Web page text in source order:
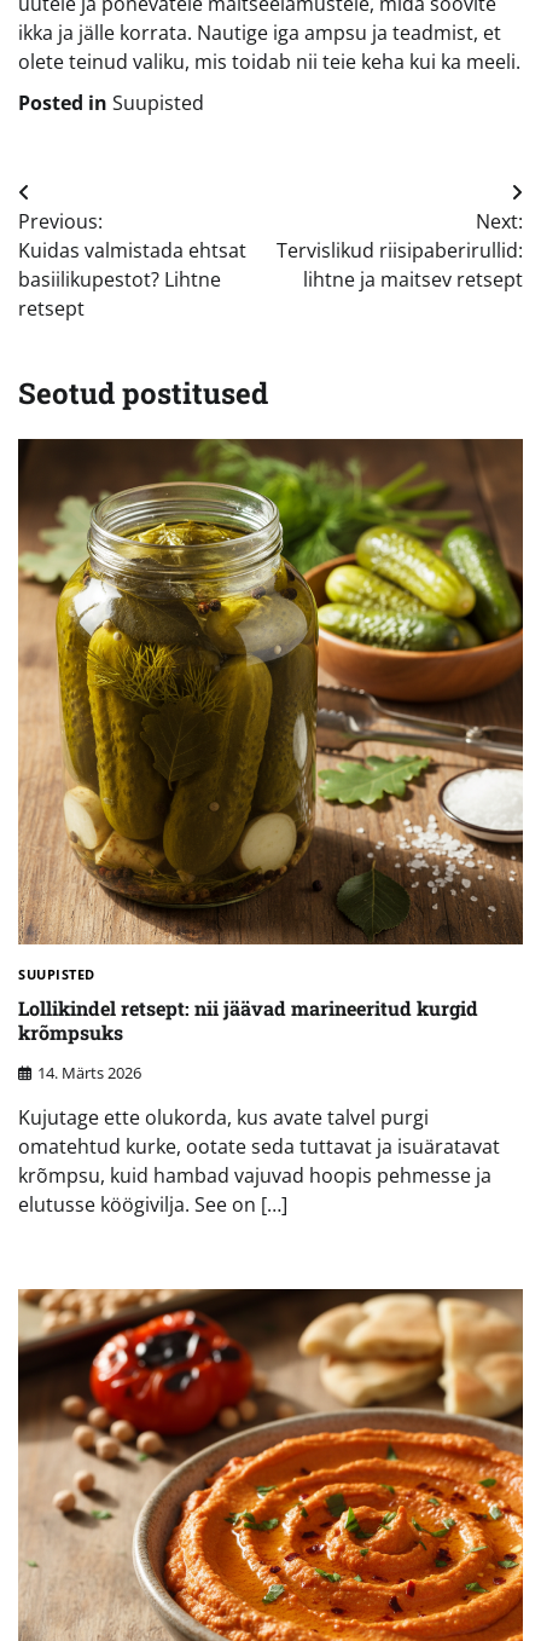
ikka ja jälle korrata. Nautige iga ampsu ja teadmist, et
olete teinud valiku, mis toidab nii teie keha kui ka meeli.
Posted in Suupisted
Navigeerimine
Previous:
Kuidas valmistada ehtsat
basiilikupestot? Lihtne
retsept
Next:
Tervislikud riisipaberirullid:
lihtne ja maitsev retsept
Seotud postitused
SUUPISTED
Lollikindel retsept: nii jäävad marineeritud kurgid
krõmpsuks
14. Märts 2026
Kujutage ette olukorda, kus avate talvel purgi
omatehtud kurke, ootate seda tuttavat ja isuäratavat
krõmpsu, kuid hambad vajuvad hoopis pehmesse ja
elutusse köögivilja. See on […]